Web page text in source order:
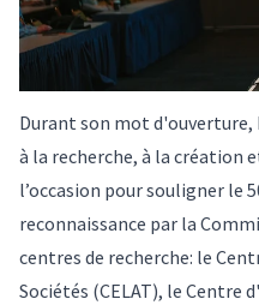
Durant son mot
à la recherche, à la création
l’occasion pour souligner le
reconnaissance par la
centres de recherche: le
Sociétés (CELAT), le